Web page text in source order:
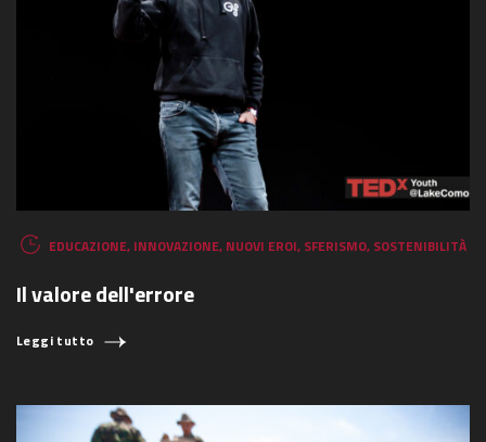
EDUCAZIONE, INNOVAZIONE, NUOVI EROI, SFERISMO, SOSTENIBILITÀ
Il valore dell'errore
Leggi tutto